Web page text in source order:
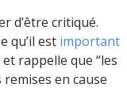
d’être critiqué.
qu’il est important
et rappelle que “les
en cause